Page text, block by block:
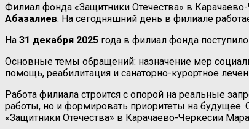
Филиал фонда «Защитники Отечества» в
Абазалиев. На сегодняшний день в филиале
На 31 декабря 2025 года в филиал фонда поступило
Основные темы обращений: назначение мер
помощь, реабилитация и санаторно-курортное
Работа филиала строится с опорой на реальные
работы, но и формировать приоритеты на будущее.
«Защитники Отечества» в Карачаево-Черкесии